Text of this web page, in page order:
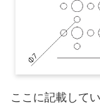
ここに記載して